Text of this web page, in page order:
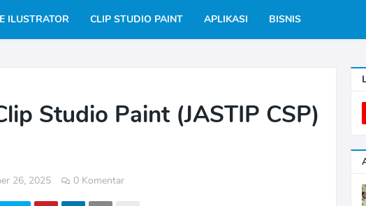
ILUSTRATOR CLIP STUDIO PAINT APLIKASI BISNIS
Studio Paint (JASTIP CSP)
26, 2025 0 Komentar